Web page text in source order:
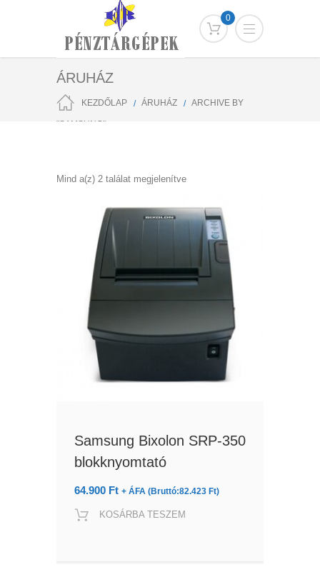
0
ÁRUHÁZ
KEZDŐLAP ÁRUHÁZ ARCHIVE BY
"SAMSUNG"
Mind a(z) 2 találat megjelenítveSorted
popularity
Samsung Bixolon SRP-350
blokknyomtató
64.900 Ft + ÁFA (Bruttó:82.423 Ft)
KOSÁRBA TESZEM